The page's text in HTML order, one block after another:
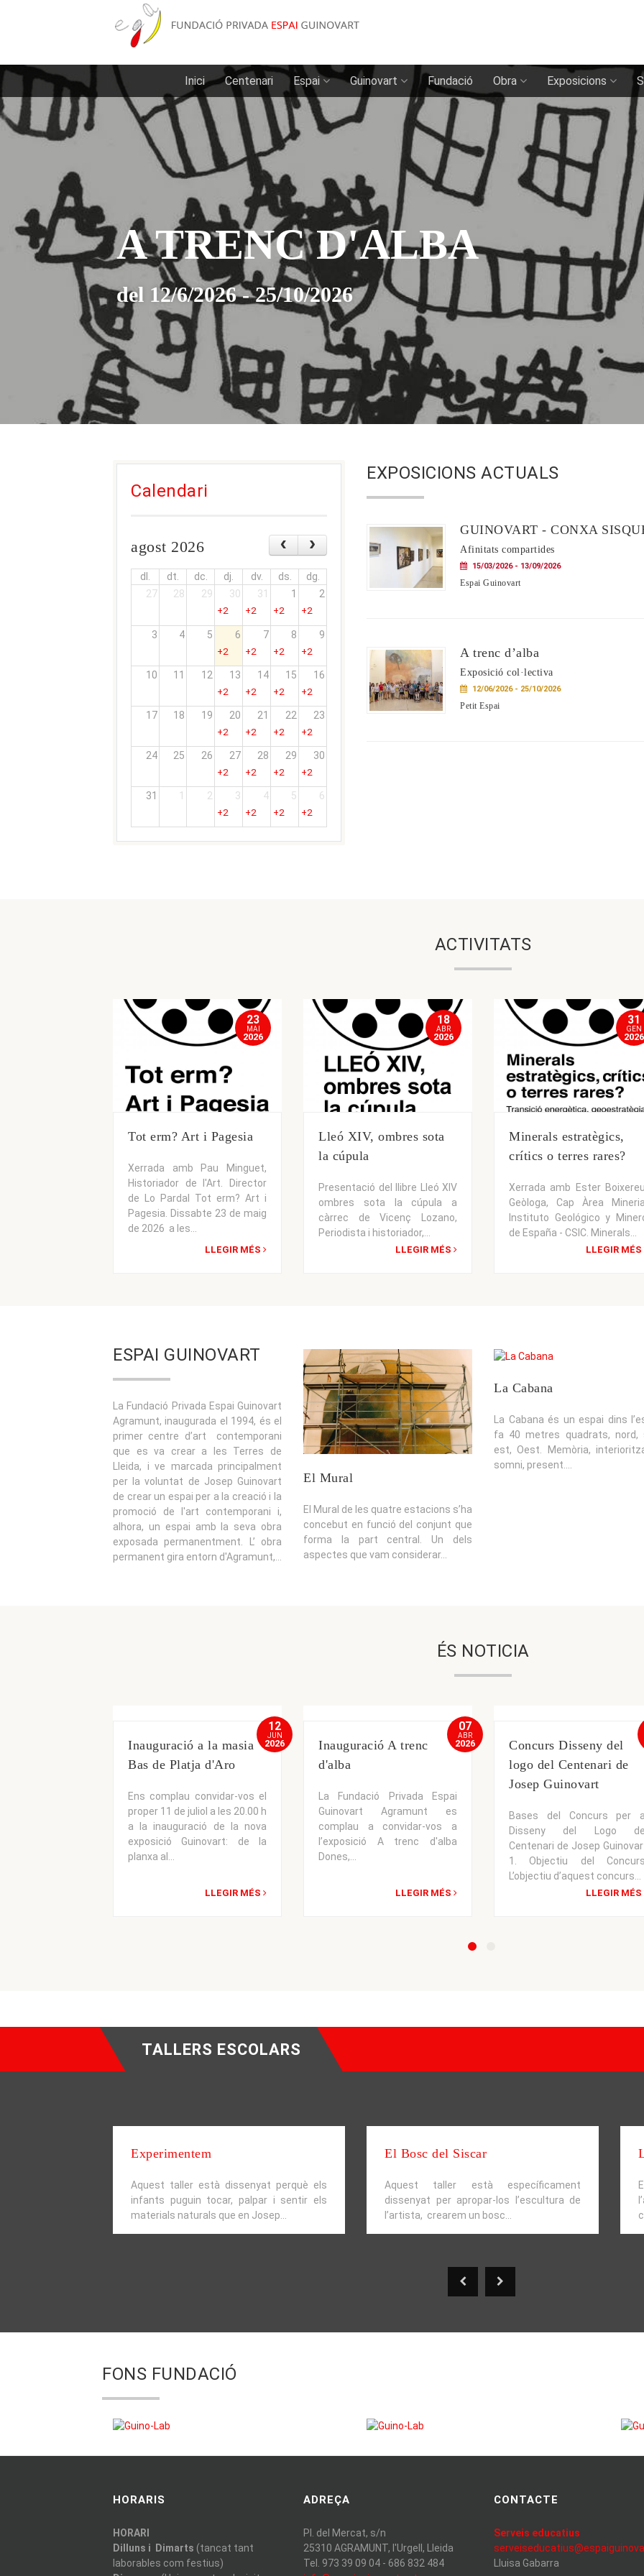
Inici Centenari Espai Guinovart Fundació Obra Exposicions
A TRENC D'ALBA
del 12/6/2026 - 25/10/2026
Calendari
agost 2026
dl. dt. dc. dj. dv. ds.
dg.
27
28 29 30 31 1 2
+2 +2 +2 +2
3 4 5 6 7 8 9
+2 +2 +2 +2
10 11 12 13 14 15 16
+2 +2 +2 +2
17 18 19 20 21 22 23
+2 +2 +2 +2
24 25 26 27 28 29 30
+2 +2 +2 +2
31 1 2 3 4 5 6
+2 +2 +2 +2
EXPOSICIONS ACTUALS
GUINOVART - CONXA
Afinitats compartides
15/03/2026 - 13/09/2026
Espai Guinovart
A trenc d’alba
Exposició col·lectiva
12/06/2026 - 25/10/2026
Petit Espai
ACTIVITATS
23
MAI
2026
Tot erm? Art i Pagesia
Xerrada amb Pau Minguet,
Historiador de l'Art. Director
de Lo Pardal Tot erm? Art i
Pagesia. Dissabte 23 de maig
de 2026 a les...
LLEGIR MÉS
18
ABR
2026
Lleó XIV, ombres sota
la cúpula
Presentació del llibre Lleó XIV
ombres sota la cúpula a
càrrec de Vicenç Lozano,
Periodista i historiador,...
LLEGIR MÉS
31
GEN
2026
Minerals estratègics,
crítics o terres rares?
Xerrada amb Ester
Geòloga, Cap Àrea
Instituto Geológico y
de España - CSIC. Minerals...
LLEGIR MÉS
ESPAI GUINOVART
La Fundació Privada Espai Guinovart
Agramunt, inaugurada el 1994, és el
primer centre d’art contemporani
que es va crear a les Terres de
Lleida, i ve marcada principalment
per la voluntat de Josep Guinovart
de crear un espai per a la creació i la
promoció de l'art contemporani i,
alhora, un espai amb la seva obra
exposada permanentment. L’ obra
permanent gira entorn d'Agramunt,...
El Mural
El Mural de les quatre estacions s’ha
concebut en funció del conjunt que
forma la part central. Un dels
aspectes que vam considerar...
La Cabana
La Cabana és un espai dins
fa 40 metres quadrats, nord,
est, Oest. Memòria,
somni, present....
ÉS NOTICIA
Inauguració a la masia
Bas de Platja d'Aro
Ens complau convidar-vos el
proper 11 de juliol a les 20.00 h
a la inauguració de la nova
exposició Guinovart: de la
planxa al...
LLEGIR MÉS
12
JUN
2026
Inauguració A trenc
d'alba
La Fundació Privada Espai
Guinovart Agramunt es
complau a convidar-vos a
l’exposició A trenc d'alba
Dones,...
LLEGIR MÉS
07
ABR
2026
Concurs Disseny del
logo del Centenari de
Josep Guinovart
Bases del Concurs per al
Disseny del Logo del
Centenari de Josep
1. Objectiu del
L’objectiu d’aquest concurs...
LLEGIR MÉS
TALLERS ESCOLARS
Experimentem
Aquest taller està dissenyat perquè els
infants puguin tocar, palpar i sentir els
materials naturals que en Josep...
El Bosc del Siscar
Aquest taller està específicament
dissenyat per apropar-los l’escultura de
l’artista, crearem un bosc...
FONS FUNDACIÓ
HORARIS
HORARI
Dilluns i Dimarts (tancat tant
laborables com festius)
ADREÇA
Pl. del Mercat, s/n
25310 AGRAMUNT, l'Urgell, Lleida
Tel. 973 39 09 04 - 686 832 484
CONTACTE
Serveis educatius
Lluisa Gabarra